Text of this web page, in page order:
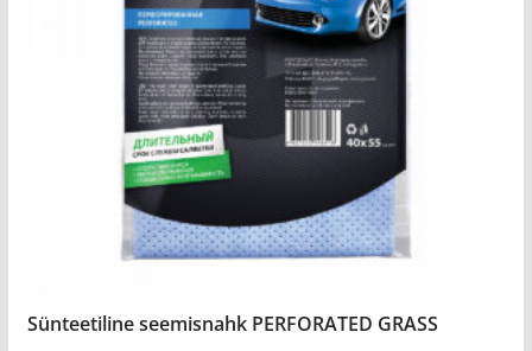
Sünteetiline seemisnahk PERFORATED GRASS